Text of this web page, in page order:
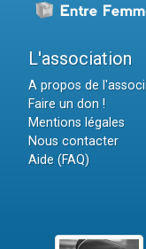
L'association
A propos de
Faire un don !
Mentions légales
Nous contacter
Aide (FAQ)